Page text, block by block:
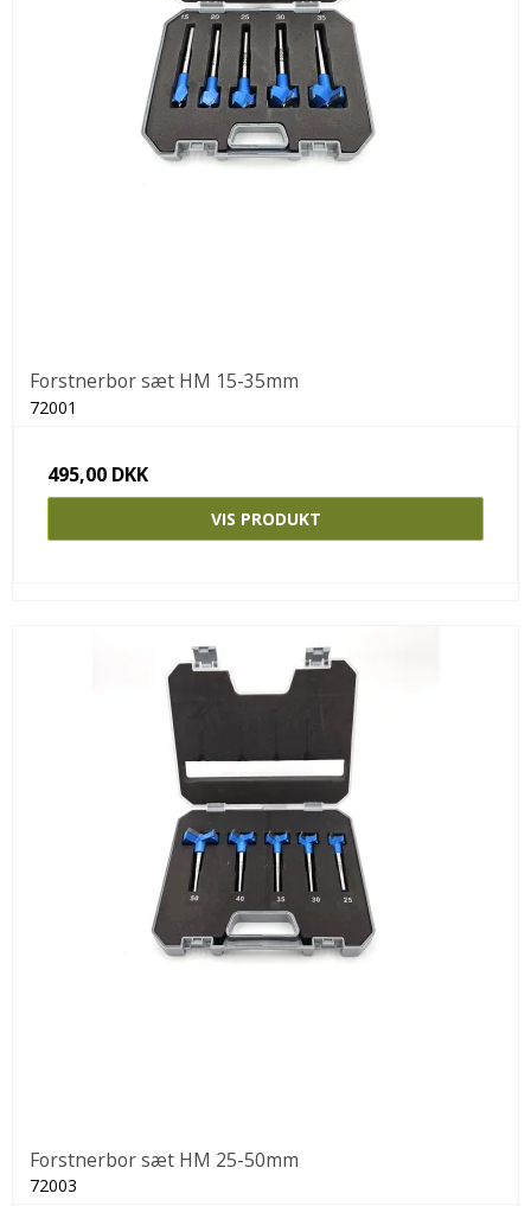
Forstnerbor sæt HM 15-35mm
72001
495,00 DKK
VIS PRODUKT
Forstnerbor sæt HM 25-50mm
72003